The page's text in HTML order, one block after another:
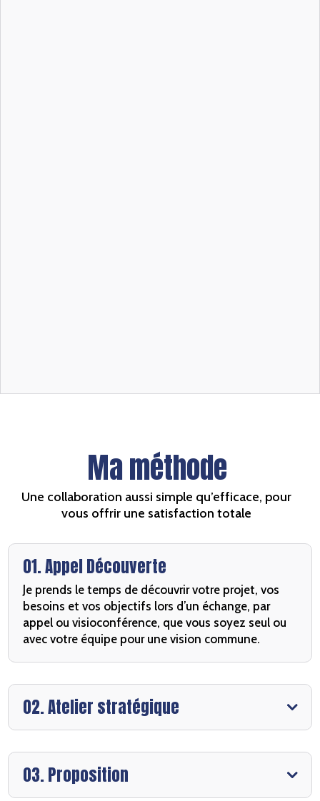
Ma méthode
Une collaboration aussi simple qu’efficace, pour
vous offrir une satisfaction totale
01. Appel Découverte
Je prends le temps de découvrir votre projet, vos
besoins et vos objectifs lors d’un échange, par
appel ou visioconférence, que vous soyez seul ou
avec votre équipe pour une vision commune.
02. Atelier stratégique
03. Proposition